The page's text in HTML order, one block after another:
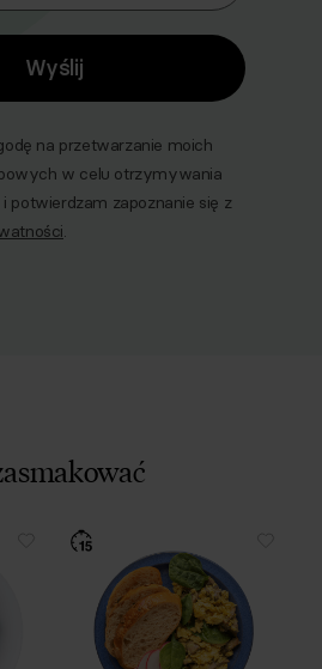
Wyślij
na przetwarzanie moich
w celu otrzymywania
potwierdzam zapoznanie się z
.